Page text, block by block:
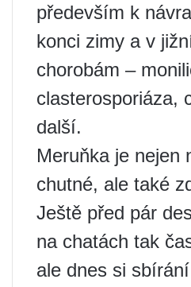
především k
konci zimy a v
chorobám –
clasterosporiáza,
další.
Meruňka je nejen
chutné, ale také
Ještě před pár
na chatách tak
ale dnes si